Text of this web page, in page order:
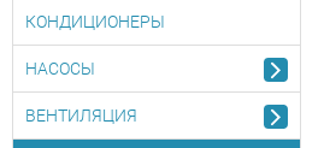
КОНДИЦИОНЕРЫ
НАСОСЫ
ВЕНТИЛЯЦИЯ